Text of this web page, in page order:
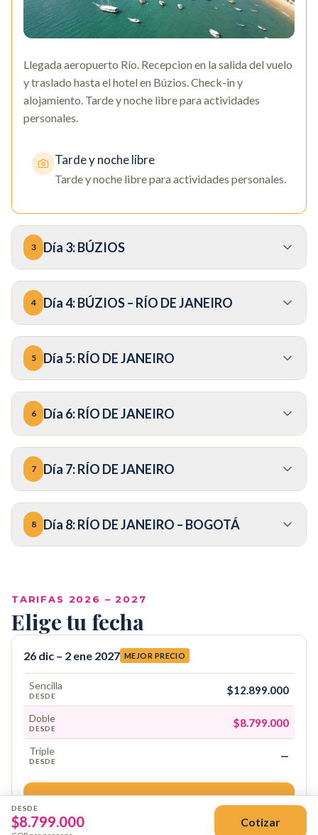
Llegada aeropuerto Río. Recepcion en la salida del vuelo
y traslado hasta el hotel en Búzios. Check-in y
alojamiento. Tarde y noche libre para actividades
personales.
Tarde y noche libre
Tarde y noche libre para actividades personales.
3 Día 3:BÚZIOS
4 Día4:BÚZIOS – RÍO DE JANEIRO
5 Día5:RÍO DE JANEIRO
6 Día 6:RÍO DE JANEIRO
7 Día 7:RÍO DE JANEIRO
8 Día 8:RÍO DE JANEIRO – BOGOTÁ
TARIFAS 2026 – 2027
Elige tu fecha
26 dic – 2 ene 2027 MEJOR PRECIO
Sencilla
DESDE $12.899.000
Doble
DESDE $8.799.000
Triple
DESDE —
Reservar
COP
DESDE
$8.799.000 Cotizar